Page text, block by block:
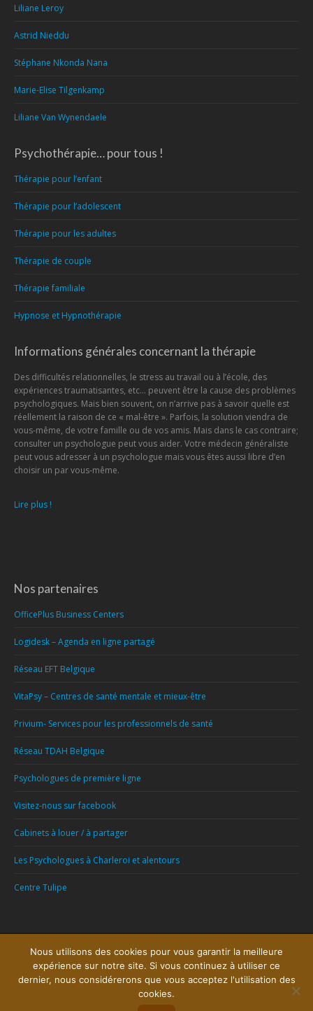
Liliane Leroy
Astrid Nieddu
Stéphane Nkonda Nana
Marie-Elise Tilgenkamp
Liliane Van Wynendaele
Psychothérapie… pour tous !
Thérapie pour l’enfant
Thérapie pour l’adolescent
Thérapie pour les adultes
Thérapie de couple
Thérapie familiale
Hypnose et Hypnothérapie
Informations générales concernant la thérapie
Des difficultés relationnelles, le stress au travail ou à l’école, des
expériences traumatisantes, etc… peuvent être la cause des problèmes
psychologiques. Mais bien souvent, on n’arrive pas à savoir quelle est
réellement la raison de ce « mal-être ». Parfois, la solution viendra de
vous-même, de votre famille ou de vos amis. Mais dans le cas contraire;
consulter un psychologue peut vous aider. Votre médecin généraliste
peut vous adresser à un psychologue mais vous êtes aussi libre d’en
choisir un par vous-même.
Lire plus !
Nos partenaires
OfficePlus Business Centers
Logidesk – Agenda en ligne partagé
Réseau EFT Belgique
VitaPsy – Centres de santé mentale et mieux-être
Privium- Services pour les professionnels de santé
Réseau TDAH Belgique
Psychologues de première ligne
Visitez-nous sur facebook
Cabinets à louer / à partager
Les Psychologues à Charleroi et alentours
Centre Tulipe
Copyright © 2026Centre Psychologique Charleroi, tous droits réservés.
Powered byPrivium – Des services qui soutiennent vos soins. Pour
psychologues, psychotherapeutes et hypnotherapeutes.
Nous utilisons des cookies pour vous garantir la meilleure
expérience sur notre site. Si vous continuez à utiliser ce
dernier, nous considérerons que vous acceptez l'utilisation des
cookies.